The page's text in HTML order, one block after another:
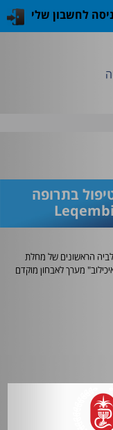
לחשבון שלי
בתרופה
הראשונים של מחלת
מערך לאבחון מוקדם